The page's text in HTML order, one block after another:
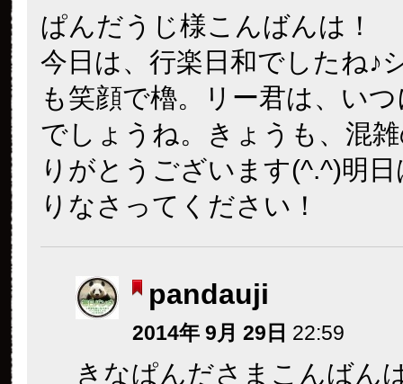
ぱんだうじ様こんばんは！
今日は、行楽日和でしたね♪
も笑顔で櫓。リー君は、い
でしょうね。きょうも、混
りがとうございます(^.^)明
りなさってください！
pandauji
2014年 9月 29日 22:59
きなぱんださまこんばん